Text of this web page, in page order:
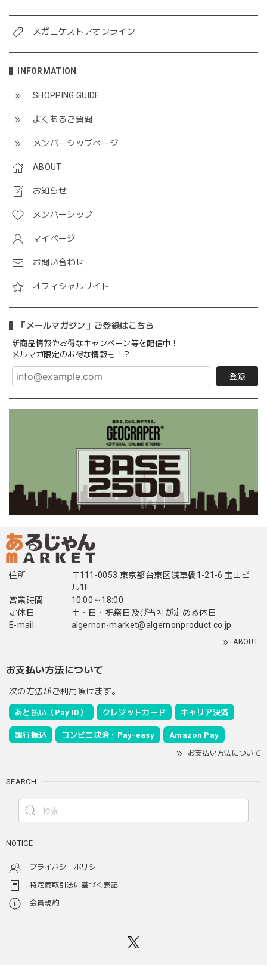
メガニケストアオンライン
INFORMATION
SHOPPING GUIDE
よくあるご質問
メンバーシップページ
ABOUT
お知らせ
メンバーシップ
マイページ
お問い合わせ
オフィシャルサイト
「メールマガジン」ご登録はこちら
新商品情報やお得なキャンペーン等を配信中！
メルマガ限定のお得な情報も！？
登録
住所
〒111-0053 東京都台東区浅草橋1-21-6 宝山ビ
ル1F
営業時間
10:00～18:00
定休日
土・日・祝祭日及び当社が定める休日
E-mail
algernon-market@algernonproduct.co.jp
ABOUT
お支払い方法について
次の方法がご利用頂けます。
あと払い（Pay ID） クレジットカード キャリア決済
銀行振込 コンビニ決済・Pay-easy Amazon Pay
お支払い方法について
SEARCH
NOTICE
プライバシーポリシー
特定商取引法に基づく表記
会員規約